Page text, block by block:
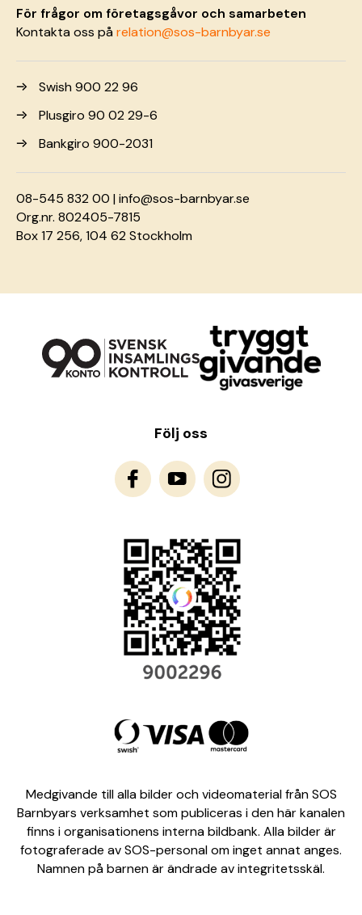
För frågor om företagsgåvor och samarbeten
Kontakta oss pårelation@sos-barnbyar.se
Swish 900 22 96
Plusgiro 90 02 29-6
Bankgiro 900-2031
08-545 832 00 |info@sos-barnbyar.se
Org.nr. 802405-7815
Box 17 256, 104 62 Stockholm
Följ oss
Medgivande till alla bilder och videomaterial från SOS
Barnbyars verksamhet som publiceras i den här kanalen
finns i organisationens interna bildbank. Alla bilder är
fotograferade av SOS-personal om inget annat anges.
Namnen på barnen är ändrade av integritetsskäl.